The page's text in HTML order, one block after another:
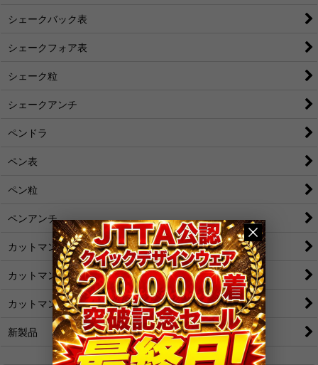
シェークバック表
シェークフォア表
シェーク粒
シェークアンチ
ペンドラ
ペン表
ペン粒
ペンアンチ
カットマン[裏]
カットマン[表/変化表]
カットマン[粒/アンチ]
新製品